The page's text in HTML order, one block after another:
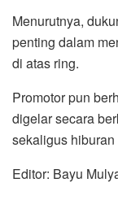
Menurutnya,
penting dalam
di atas ring.
Promotor pun
digelar secara
sekaligus
Editor: Bayu